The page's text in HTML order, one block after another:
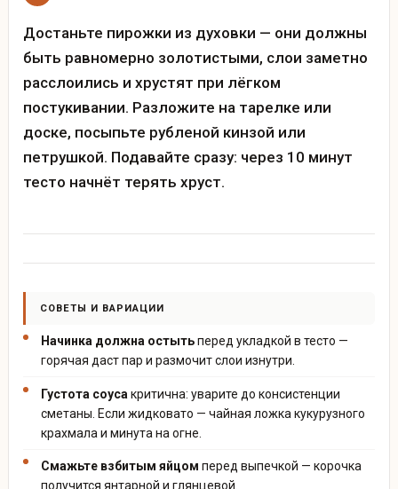
Достаньте пирожки из духовки — они должны
быть равномерно золотистыми, слои заметно
расслоились и хрустят при лёгком
постукивании. Разложите на тарелке или
доске, посыпьте рубленой кинзой или
петрушкой. Подавайте сразу: через 10 минут
тесто начнёт терять хруст.
СОВЕТЫ И ВАРИАЦИИ
Начинка должна остытьперед укладкой в тесто —
горячая даст пар и размочит слои изнутри.
Густота соуса критична: уварите до консистенции
сметаны. Если жидковато — чайная ложка кукурузного
крахмала и минута на огне.
Смажьте взбитым яйцом перед выпечкой — корочка
получится янтарной и глянцевой.